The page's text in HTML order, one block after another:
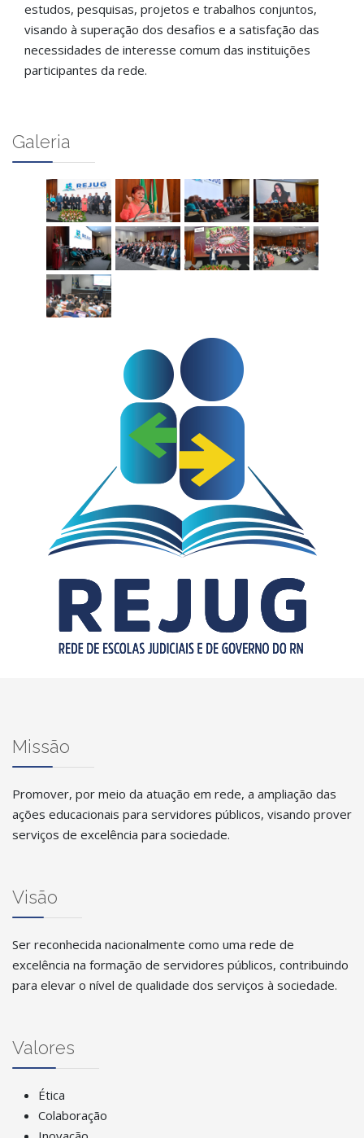
estudos, pesquisas, projetos e trabalhos conjuntos,
visando à superação dos desafios e a satisfação das
necessidades de interesse comum das instituições
participantes da rede.
Galeria
Missão
Promover, por meio da atuação em rede, a ampliação das
ações educacionais para servidores públicos, visando prover
serviços de excelência para sociedade.
Visão
Ser reconhecida nacionalmente como uma rede de
excelência na formação de servidores públicos, contribuindo
para elevar o nível de qualidade dos serviços à sociedade.
Valores
Ética
Colaboração